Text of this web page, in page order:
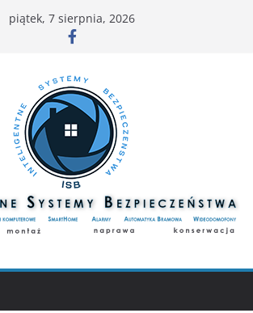
piątek, 7 sierpnia, 2026